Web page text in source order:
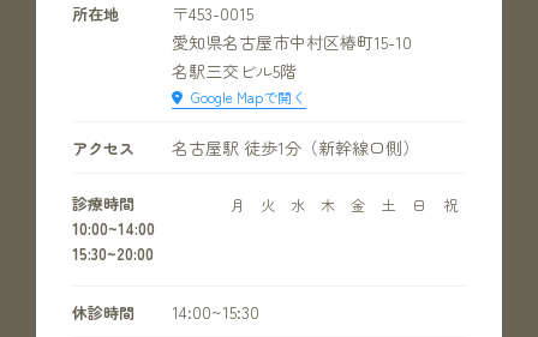
所在地
〒453-0015
愛知県名古屋市中村区椿町15-10
名駅三交ビル5階
Google Mapで開く
アクセス 名古屋駅 徒歩1分（新幹線口側）
診療時間 月 火 水 木 金 土 日 祝
10:00~14:00
15:30~20:00
休診時間 14:00~15:30